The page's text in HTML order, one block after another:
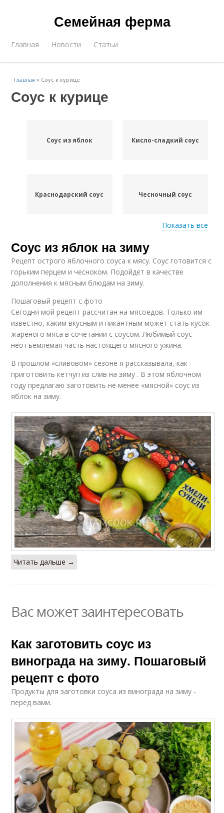
Семейная ферма
Главная Новости Статьи
Главная » Соус к курице
Соус к курице
Соус из яблок Кисло-сладкий соус
Краснодарский соус Чесночный соус
Соус на зиму Соусы из яблок
Яблочный соус
Соусы из сливы
Показать все
Соус из яблок на зиму
Рецепт острого яблочного соуса к мясу. Соус готовится с
горьким перцем и чесноком. Подойдет в качестве
дополнения к мясным блюдам на зиму.
Пошаговый рецепт с фото
Сегодня мой рецепт рассчитан на мясоедов. Только им
известно, каким вкусным и пикантным может стать кусок
жареного мяса в сочетании с соусом. Любимый соус -
неотъемлемая часть настоящего мясного ужина.
В прошлом «сливовом» сезоне я рассказывала, как
приготовить кетчуп из слив на зиму . В этом яблочном
году предлагаю заготовить не менее «мясной» соус из
яблок на зиму.
Читать дальше →
Вас может заинтересовать
Как заготовить соус из
винограда на зиму. Пошаговый
рецепт с фото
Продукты для заготовки соуса из винограда на зиму -
перед вами.